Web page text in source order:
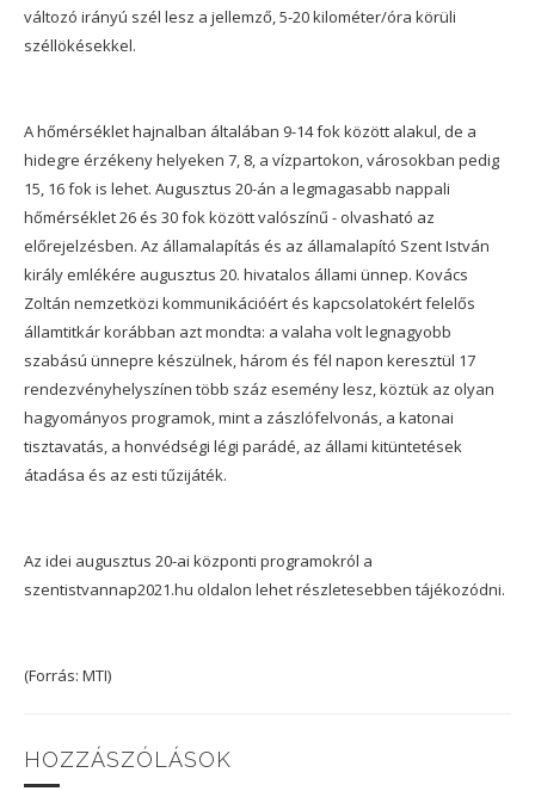
változó irányú szél lesz a jellemző, 5-20 kilométer/óra körüli
széllökésekkel.
A hőmérséklet hajnalban általában 9-14 fok között alakul, de a
hidegre érzékeny helyeken 7, 8, a vízpartokon, városokban pedig
15, 16 fok is lehet. Augusztus 20-án a legmagasabb nappali
hőmérséklet 26 és 30 fok között valószínű - olvasható az
előrejelzésben. Az államalapítás és az államalapító Szent István
király emlékére augusztus 20. hivatalos állami ünnep. Kovács
Zoltán nemzetközi kommunikációért és kapcsolatokért felelős
államtitkár korábban azt mondta: a valaha volt legnagyobb
szabású ünnepre készülnek, három és fél napon keresztül 17
rendezvényhelyszínen több száz esemény lesz, köztük az olyan
hagyományos programok, mint a zászlófelvonás, a katonai
tisztavatás, a honvédségi légi parádé, az állami kitüntetések
átadása és az esti tűzijáték.
Az idei augusztus 20-ai központi programokról a
szentistvannap2021.hu oldalon lehet részletesebben tájékozódni.
(Forrás: MTI)
HOZZÁSZÓLÁSOK